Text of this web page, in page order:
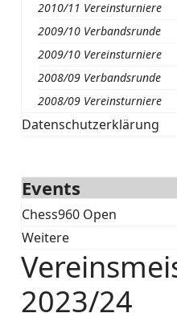
2010/11 Vereinsturniere
2009/10 Verbandsrunde
2009/10 Vereinsturniere
2008/09 Verbandsrunde
2008/09 Vereinsturniere
Datenschutzerklärung
Events
Chess960 Open
Weitere
2023/24